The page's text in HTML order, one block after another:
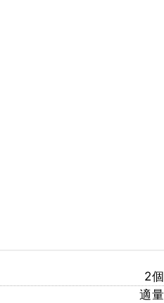
2個
適量